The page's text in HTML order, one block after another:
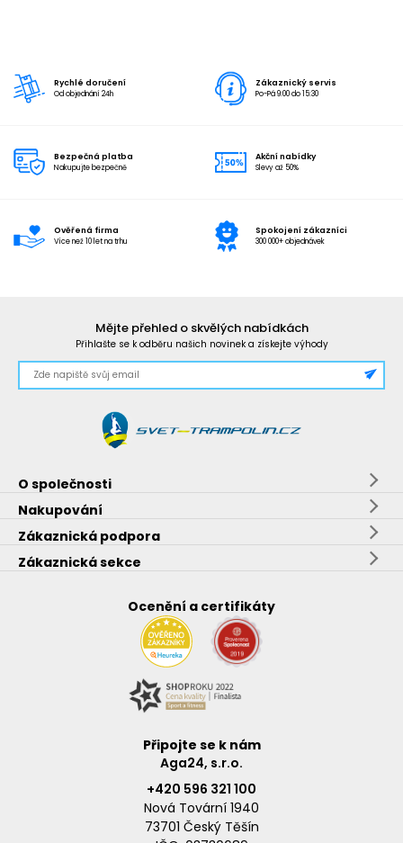
Rychlé doručení
Od objednání 24h
Zákaznický servis
Po-Pá 9:00 do 15:30
Bezpečná platba
Nakupujte bezpečně
Akční nabídky
Slevy až 50%
Ověřená firma
Více než 10 let na trhu
Spokojení zákazníci
300 000+ objednávek
Mějte přehled o skvělých nabídkách
Přihlašte se k odběru našich novinek a získejte výhody
O společnosti
Nakupování
Zákaznická podpora
Zákaznická sekce
Ocenění a certifikáty
Připojte se k nám
Aga24, s.r.o.
+420 596 321 100
Nová Tovární 1940
73701 Český Těšín